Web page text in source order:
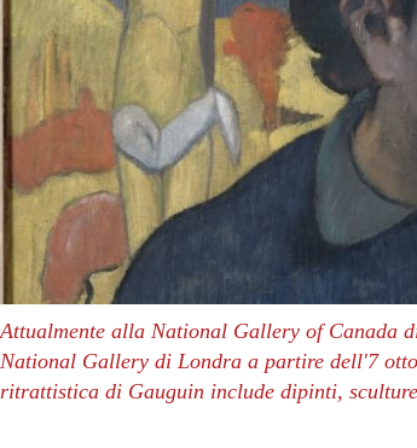
Attualmente alla National Gallery of Canada
National Gallery di Londra a partire dell'7
ritrattistica di Gauguin include dipinti,